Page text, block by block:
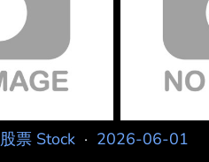
股票 Stock · 2026-06-01